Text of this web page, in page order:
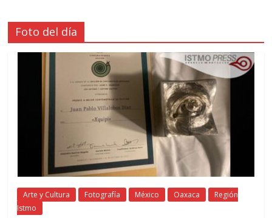
Foto del día
Arte y Cultura Fotografía México Oaxaca
Región
Istmo